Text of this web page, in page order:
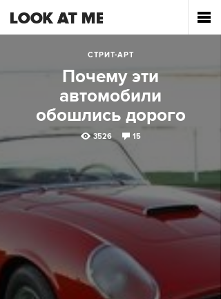
СТРИТ-АРТ
Почему эти
автомобили
обошлись дорого
3526 15